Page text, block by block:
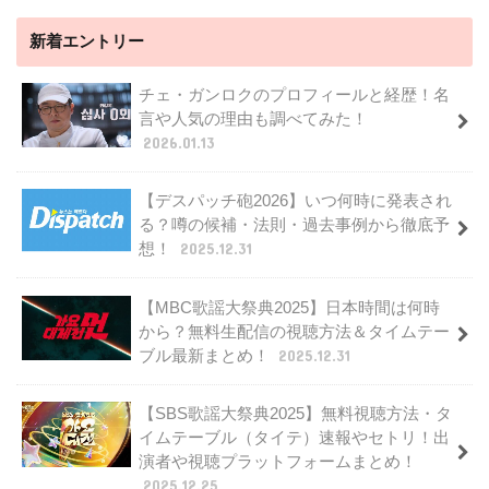
新着エントリー
チェ・ガンロクのプロフィールと経歴！名
言や人気の理由も調べてみた！
2026.01.13
【デスパッチ砲2026】いつ何時に発表され
る？噂の候補・法則・過去事例から徹底予
想！
2025.12.31
【MBC歌謡大祭典2025】日本時間は何時
から？無料生配信の視聴方法＆タイムテー
ブル最新まとめ！
2025.12.31
【SBS歌謡大祭典2025】無料視聴方法・タ
イムテーブル（タイテ）速報やセトリ！出
演者や視聴プラットフォームまとめ！